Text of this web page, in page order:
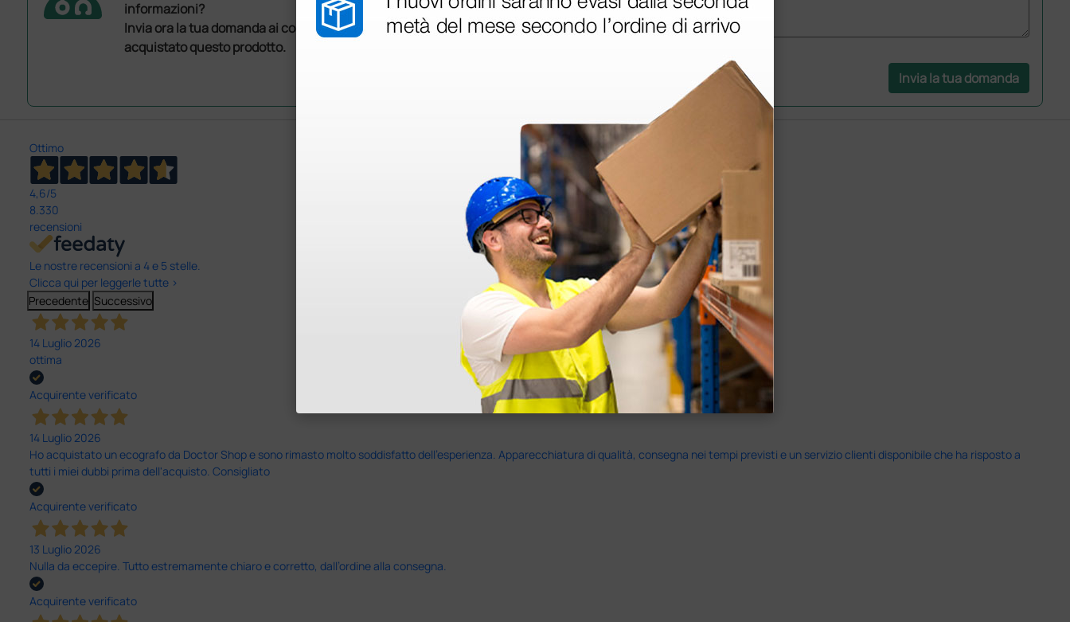
informazioni?
Invia ora la tua domanda ai colleghi che hanno già
acquistato questo prodotto.
Invia la tua domanda
Ottimo
4,6/5
8.330
recensioni
Le nostre recensioni a 4 e 5 stelle.
Clicca qui per leggerle tutte >
Precedente Successivo
14 Luglio 2026
ottima
Acquirente verificato
14 Luglio 2026
Ho acquistato un ecografo da Doctor Shop e sono rimasto molto soddisfatto dell'esperienza. Apparecchiatura di qualità, consegna nei tempi previsti e un servizio clienti disponibile che ha risposto a
tutti i miei dubbi prima dell'acquisto. Consigliato
Acquirente verificato
13 Luglio 2026
Nulla da eccepire. Tutto estremamente chiaro e corretto, dall’ordine alla consegna.
Acquirente verificato